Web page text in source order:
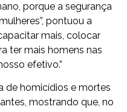
porque a segurança
pontuou a
mais, colocar
ter mais homens nas
efetivo.”
de homicídios e mortes
mostrando que, no